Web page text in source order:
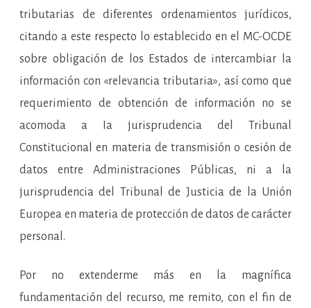
tributarias de diferentes ordenamientos jurídicos,
citando a este respecto lo establecido en el MC-OCDE
sobre obligación de los Estados de intercambiar la
información con «relevancia tributaria», así como que
requerimiento de obtención de información no se
acomoda a Ia jurisprudencia del Tribunal
Constitucional en materia de transmisión o cesión de
datos entre Administraciones Públicas, ni a la
jurisprudencia del Tribunal de Justicia de la Unión
Europea en materia de protección de datos de carácter
personal.
Por no extenderme más en la magnífica
fundamentación del recurso, me remito, con el fin de